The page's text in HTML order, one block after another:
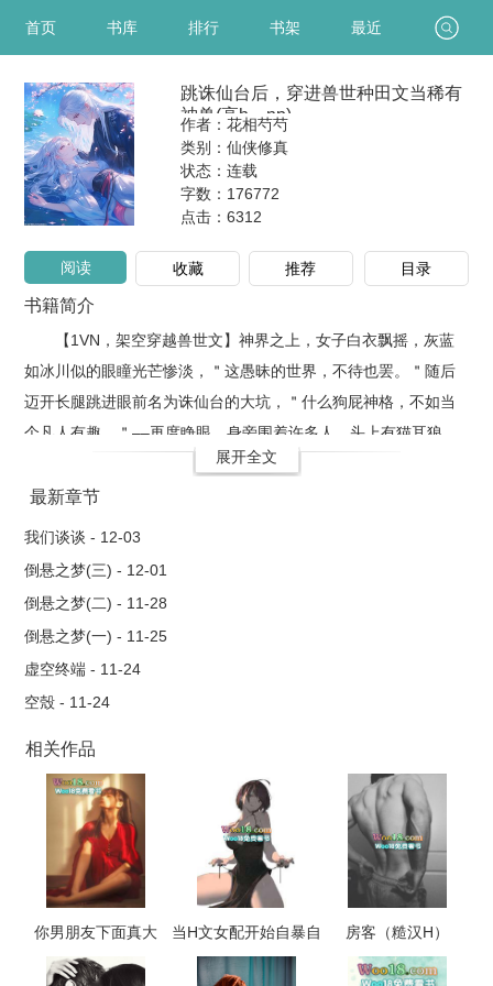
首页 书库 排行 书架 最近
跳诛仙台后，穿进兽世种田文当稀有
神兽(高h、np)
作者：花相芍芍
类别：仙侠修真
状态：连载
字数：176772
点击： 6312
阅读 收藏 推荐 目录
书籍简介
【1VN，架空穿越兽世文】神界之上，女子白衣飘摇，灰蓝
如冰川似的眼瞳光芒惨淡，＂这愚昧的世界，不待也罢。＂随后
迈开长腿跳进眼前名为诛仙台的大坑，＂什么狗屁神格，不如当
个凡人有趣。＂––再度睁眼，身旁围着许多人，头上有猫耳狼
耳，还有身后拖地的长尾巴......＂她醒了!巫医，她醒了！＂圣曦
璃一脸矒，才发现，她竟穿进了以前在凡间看过的兽世种田文
违，当她不受契约束缚的神兽体质被发现，她不是在被伺候，就
是在被伺候的路上。有主线剧情，也有肉排个雷：是个挖坑作
者，更新时间不定众多男主，基本上男主全洁，女主穿越前不洁
由于女主原身是神明，故而不会有太浪女的情节..但高能画面有群
Ｐ这类，也不会走小菊，强制爱部份不一定会在前期可能后期才
有会根据剧情进度做一点小修改＃强制爱 ＃ＮＰ ＃架空 设
定基础上，女主不会真心爱上任何一位男主可能动心过，但在能
真正掌握命运之前不会爱而男主们就是嘴上说着强制爱，心里却
又不舍得把女主伤得太狠
展开全文
最新章节
我们谈谈 - 12-03
倒悬之梦(三) - 12-01
倒悬之梦(二) - 11-28
倒悬之梦(一) - 11-25
虚空终端 - 11-24
空殼 - 11-24
相关作品
你男朋友下面真大
（校园 np 高h）
当H文女配开始自暴自
弃（NP，高H）
房客（糙汉H）